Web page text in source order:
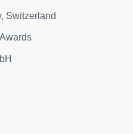
Switzerland